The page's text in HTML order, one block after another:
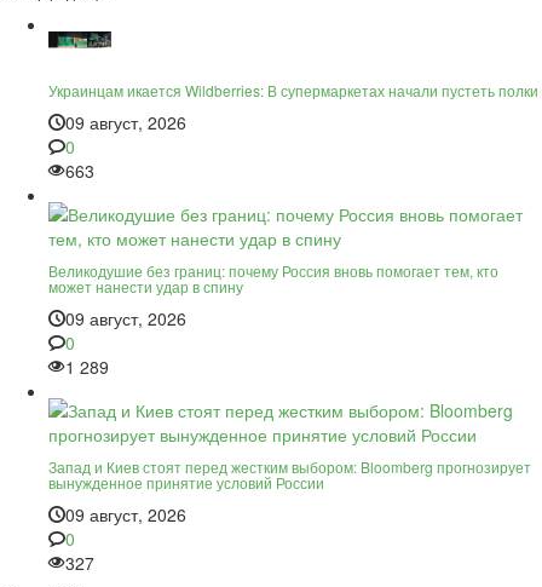
Украинцам икается Wildberries: В супермаркетах начали пустеть полки
09 август, 2026
0
663
Великодушие без границ: почему Россия вновь помогает тем, кто
может нанести удар в спину
09 август, 2026
0
1 289
Запад и Киев стоят перед жестким выбором: Bloomberg прогнозирует
вынужденное принятие условий России
09 август, 2026
0
327